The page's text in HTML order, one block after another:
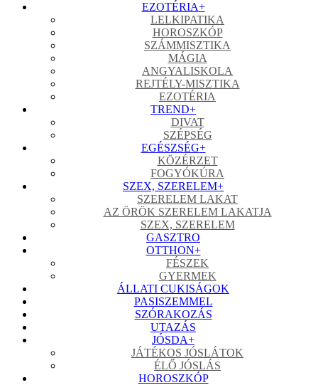
EZOTÉRIA+
LELKIPATIKA
HOROSZKÓP
SZÁMMISZTIKA
MÁGIA
ANGYALISKOLA
REJTÉLY-MISZTIKA
EZOTÉRIA
TREND+
DIVAT
SZÉPSÉG
EGÉSZSÉG+
KÖZÉRZET
FOGYÓKÚRA
SZEX, SZERELEM+
SZERELEM LAKAT
AZ ÖRÖK SZERELEM LAKATJA
SZEX, SZERELEM
GASZTRO
OTTHON+
FÉSZEK
GYERMEK
ÁLLATI CUKISÁGOK
PASISZEMMEL
SZÓRAKOZÁS
UTAZÁS
JÓSDA+
JÁTÉKOS JÓSLÁTOK
ÉLŐ JÓSLÁS
HOROSZKÓP